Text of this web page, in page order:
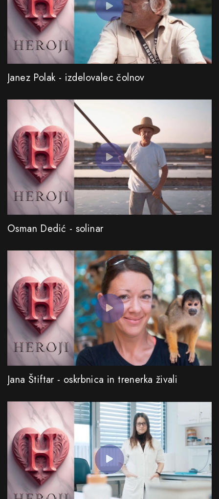
Janez Polak - izdelovalec čolnov
Osman Dedić - solinar
Jana Štiftar - oskrbnica in trenerka živali